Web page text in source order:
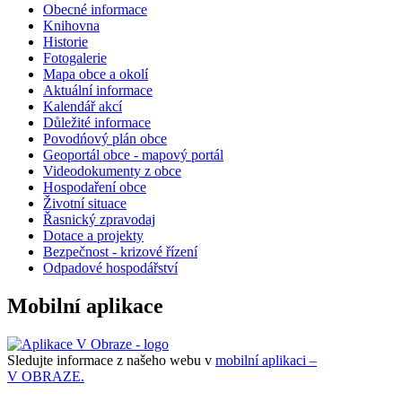
Obecné informace
Knihovna
Historie
Fotogalerie
Mapa obce a okolí
Aktuální informace
Kalendář akcí
Důležité informace
Povodńový plán obce
Geoportál obce - mapový portál
Videodokumenty z obce
Hospodaření obce
Životní situace
Řasnický zpravodaj
Dotace a projekty
Bezpečnost - krizové řízení
Odpadové hospodářství
Mobilní aplikace
Sledujte informace z našeho webu v mobilní aplikaci –
V OBRAZE.